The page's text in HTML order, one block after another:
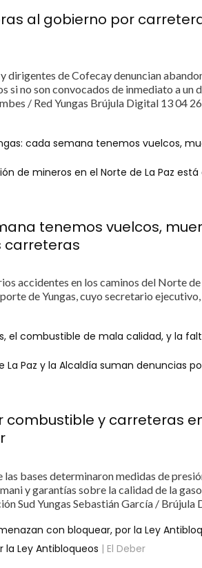
al gobierno por
dirigentes de Cofecay denuncian
si no son convocados de inmediato a un
/ Red Yungas Brújula Digital 13 04
cada semana tenemos vuelcos,
de mineros en el Norte de La Paz
tenemos vuelcos,
carreteras
accidentes en los caminos del Norte
de Yungas, cuyo secretario
el combustible de mala calidad, y la
La Paz y la Alcaldía suman denuncias
combustible y carreteras
las bases determinaron medidas de
y garantías sobre la calidad de la
Sud Yungas Sebastián García / Brújula
con bloquear, por la Ley
Ley Antibloqueos | El Deber